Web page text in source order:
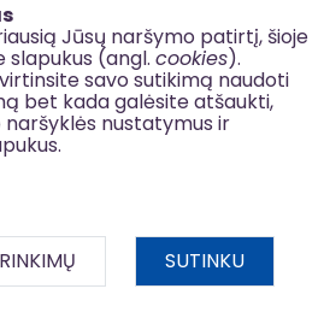
Jūsų naršymo patirtį, šioje
slapukus (angl. cookies).
savo sutikimą naudoti
bet kada galėsite atšaukti,
nustatymus ir
SUTINKU